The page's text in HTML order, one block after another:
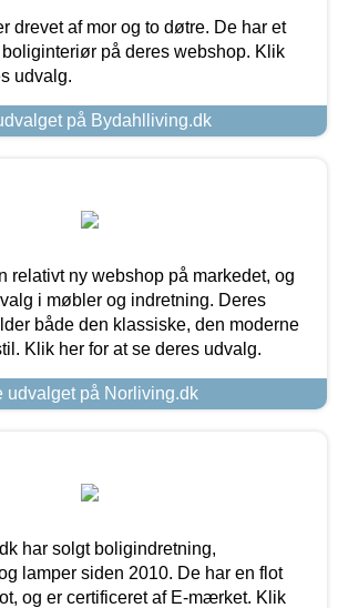
drevet af mor og to døtre. De har et
på deres webshop. Klik
udvalg.
på Bydahlliving.dk
relativt ny webshop på markedet, og
i møbler og indretning. Deres
både den klassiske, den moderne
Klik her for at se deres udvalg.
udvalget på Norliving.dk
har solgt boligindretning,
lamper siden 2010. De har en flot
og er certificeret af E-mærket. Klik